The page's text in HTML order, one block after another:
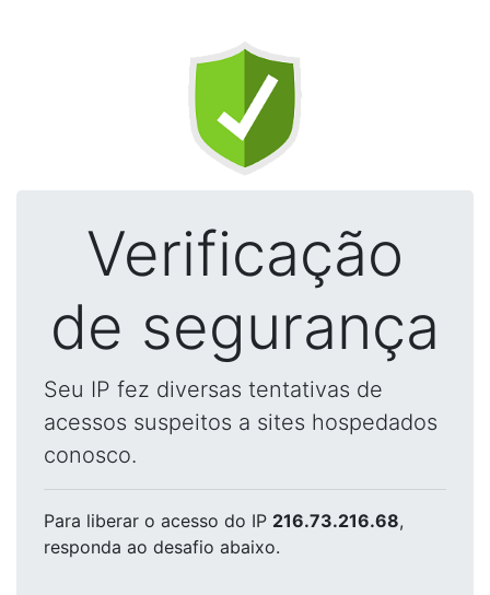
Verificação
de segurança
Seu IP fez diversas tentativas de
acessos suspeitos a sites hospedados
conosco.
Para liberar o acesso do IP 216.73.216.68,
responda ao desafio abaixo.